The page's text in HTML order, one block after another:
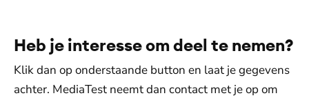
Heb je interesse om deel te nemen?
Klik dan op onderstaande button en laat je gegevens
achter. MediaTest neemt dan contact met je op om